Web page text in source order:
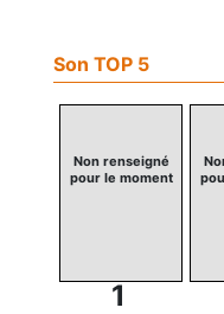
Son TOP 5
Non renseigné
pour le moment
1